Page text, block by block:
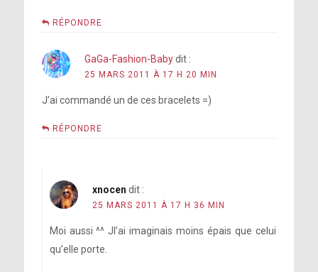
RÉPONDRE
GaGa-Fashion-Baby dit :
25 MARS 2011 À 17 H 20 MIN
J’ai commandé un de ces bracelets =)
RÉPONDRE
xnocen dit :
25 MARS 2011 À 17 H 36 MIN
Moi aussi ^^ Jl’ai imaginais moins épais que celui
qu’elle porte.